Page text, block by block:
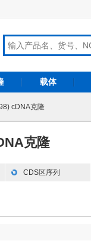
载体
cDNA克隆
克隆
CDS区序列